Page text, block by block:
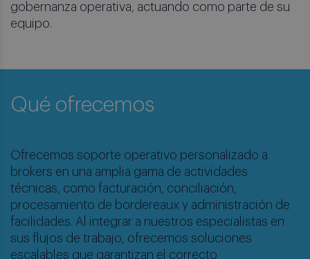
gobernanza operativa, actuando como parte de su
equipo.
Qué ofrecemos
Ofrecemos soporte operativo personalizado a
brokers en una amplia gama de actividades
técnicas, como facturación, conciliación,
procesamiento de bordereaux y administración de
facilidades. Al integrar a nuestros especialistas en
sus flujos de trabajo, ofrecemos soluciones
escalables que garantizan el correcto